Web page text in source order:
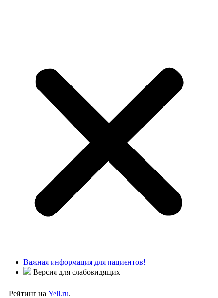
Важная информация для пациентов!
Версия для слабовидящих
Рейтинг на Yell.ru.